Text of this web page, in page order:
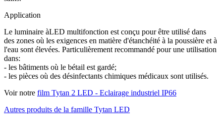
Application
Le luminaire àLED multifonction est conçu pour être utilisé dans
des zones où les exigences en matière d'étanchéité à la poussière et à
l'eau sont élevées. Particulièrement recommandé pour une utilisation
dans:
- les bâtiments où le bétail est gardé;
- les pièces où des désinfectants chimiques médicaux sont utilisés.
Voir notre film Tytan 2 LED - Eclairage industriel IP66
Autres produits de la famille Tytan LED